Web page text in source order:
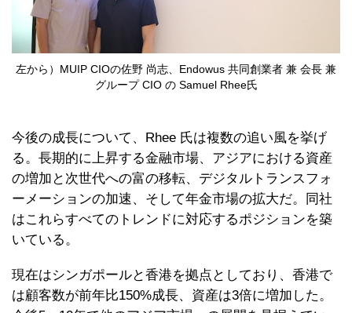
左から）MUIP CIOの佐野 尚志、Endowus 共同創業者 兼 会長 兼
グループ CIO の Samuel Rhee氏
今後の成長について、Rhee 氏は複数の追い風を挙げ
る。長期的に上昇する金融市場、アジアにおける資産
の増加と次世代への富の移転、デジタルトランスフォ
ーメーションの加速、そして年金市場の拡大だ。同社
はこれらすべてのトレンドに対応するポジションを築
いている。
現在はシンガポールと香港を拠点としており、香港で
は顧客数が前年比150%成長、資産は3倍に増加した。